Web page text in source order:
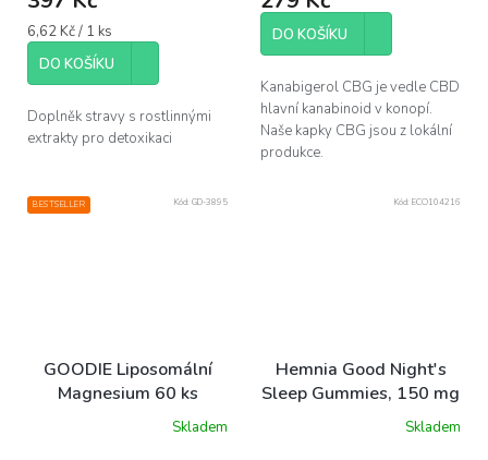
z
hvězdiček.
Měrná
cena:
6,62 Kč / 1 ks
DO KOŠÍKU
Doplněk stravy s rostlinnými
extrakty pro detoxikaci
DO KOŠÍKU
Kanabigerol CBG je vedle CBD
hlavní kanabinoid v konopí.
Naše kapky CBG jsou z lokální
produkce.
BESTSELLER
GOODIE Liposomální
Magnesium 60 ks
Skladem
Kód: GD-3895
Hemnia Good Night's
Sleep Gummies, 150 mg
CBD, 15 ks x 10 mg
Skladem
Kód: ECO104216